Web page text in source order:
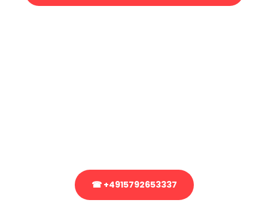
☎ +4915792653337